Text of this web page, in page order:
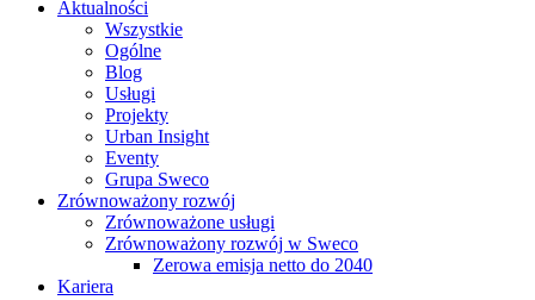
Aktualności
Wszystkie
Ogólne
Blog
Usługi
Projekty
Urban Insight
Eventy
Grupa Sweco
Zrównoważony rozwój
Zrównoważone usługi
Zrównoważony rozwój w Sweco
Zerowa emisja netto do 2040
Kariera